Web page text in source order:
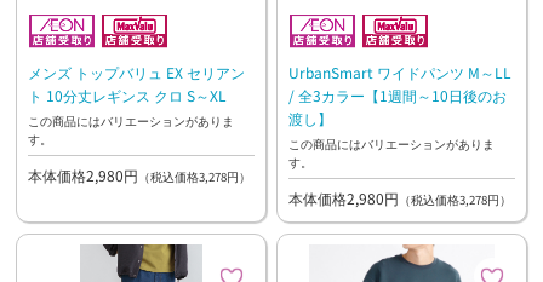
メンズ トップバリュ EX セリアン
ト 10分丈レギンス クロ S～XL
この商品にはバリエーションがありま
す。
本体価格2,980円 （税込価格3,278円）
UrbanSmart ワイドパンツ M～LL
/ 全3カラー【1週間～10日後のお
渡し】
この商品にはバリエーションがありま
す。
本体価格2,980円 （税込価格3,278円）